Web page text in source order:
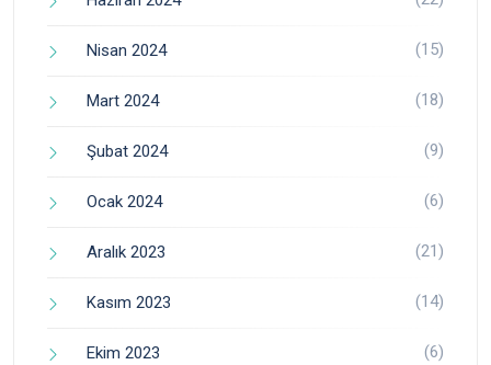
Nisan 2024 (15)
Mart 2024 (18)
Şubat 2024 (9)
Ocak 2024 (6)
Aralık 2023 (21)
Kasım 2023 (14)
Ekim 2023 (6)